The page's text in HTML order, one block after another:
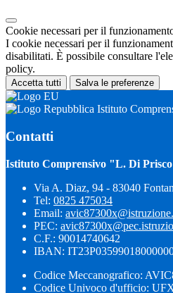
Cookie necessari per il
I cookie necessari per il
disabilitati. È possibile consultare
policy.
Accetta tutti Salva le preferenze
Istituto
Contatti
Istituto Comprensivo "L. Di
Via A. Diaz, 94 - 83040
Tel: 0825 475034
Email:
PEC:
C.F.: 90014740642
IBAN:
Codice Meccanografico:
Codice Univoco d'ufficio: